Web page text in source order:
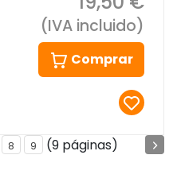
(IVA incluido)
Comprar
8 9 (9 páginas)